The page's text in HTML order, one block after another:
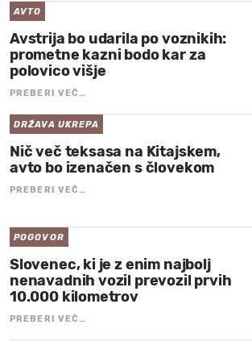
AVTO
Avstrija bo udarila po voznikih:
prometne kazni bodo kar za
polovico višje
PREBERI VEČ…
DRŽAVA UKREPA
Nič več teksasa na Kitajskem,
avto bo izenačen s človekom
PREBERI VEČ…
POGOVOR
Slovenec, ki je z enim najbolj
nenavadnih vozil prevozil prvih
10.000 kilometrov
PREBERI VEČ…